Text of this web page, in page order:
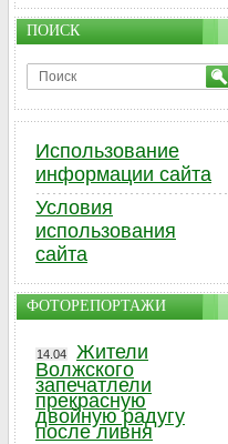
ПОИСК
Использование
информации сайта
Условия
использования
сайта
ФОТОРЕПОРТАЖИ
14.04
Жители
Волжского
запечатлели
прекрасную
двойную радугу
после ливня